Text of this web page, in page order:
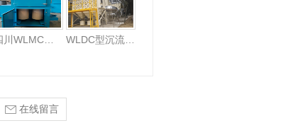
四川WLMC单机滤筒除尘器 WLDC型沉流式滤筒除尘器
在线留言